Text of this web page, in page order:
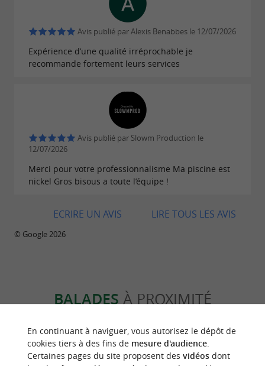
Avis publié par Alexis Benabbes le 12/07/2026
Expérience d’une qualité irréprochable je
recommande fortement leurs services
Avis publié par Slowm Production le
12/07/2026
Merci pour votre professionnalisme Ma piscine est
nickel Gros bisous a toute l’équipe !
LIRE TOUS LES AVIS
ECRIRE UN AVIS
© Google 2026
BALADES À PROXIMITÉ
En continuant à naviguer, vous autorisez le dépôt de
cookies tiers à des fins de mesure d'audience.
Certaines pages du site proposent des vidéosdont